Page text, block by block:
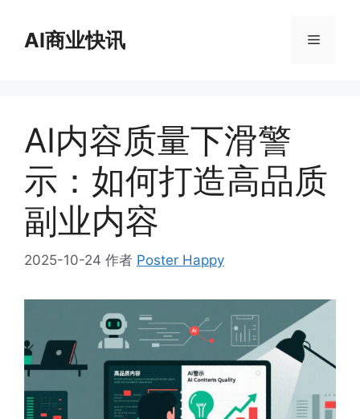
AI商业快讯 菜
AI内容质量下滑警
示：如何打造高品质
副业内容
2025-10-24 作者 Poster Happy